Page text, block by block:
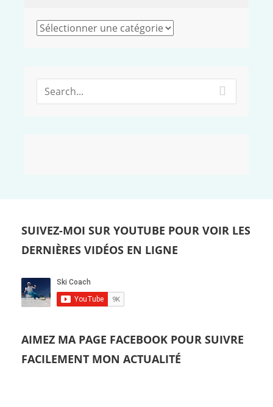
Sujets
SUIVEZ-MOI SUR YOUTUBE POUR VOIR LES
DERNIÈRES VIDÉOS EN LIGNE
AIMEZ MA PAGE FACEBOOK POUR SUIVRE
FACILEMENT MON ACTUALITÉ